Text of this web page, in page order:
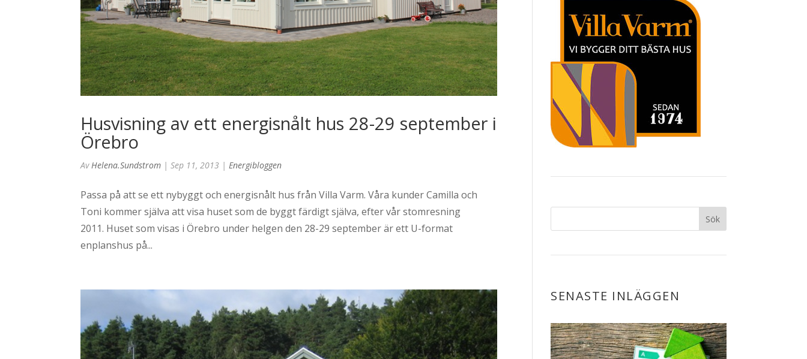
Husvisning av ett energisnålt hus 28-29 september i
Örebro
Av Helena.sundstrom |Sep 11, 2013 | Energibloggen
Passa på att se ett nybyggt och energisnålt hus från Villa Varm. Våra kunder Camilla och
Toni kommer själva att visa huset som de byggt färdigt själva, efter vår stomresning
2011. Huset som visas i Örebro under helgen den 28-29 september är ett U-format
enplanshus på...
SENASTE INLÄGGEN